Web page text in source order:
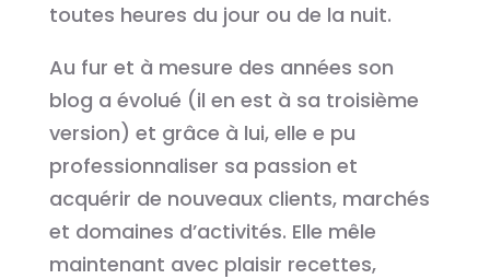
toutes heures du jour ou de la nuit.
Au fur et à mesure des années son
blog a évolué (il en est à sa troisième
version) et grâce à lui, elle e pu
professionnaliser sa passion et
acquérir de nouveaux clients, marchés
et domaines d’activités. Elle mêle
maintenant avec plaisir recettes,